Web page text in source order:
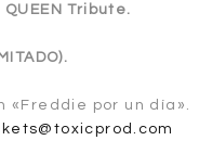
Tribute.
por un día».